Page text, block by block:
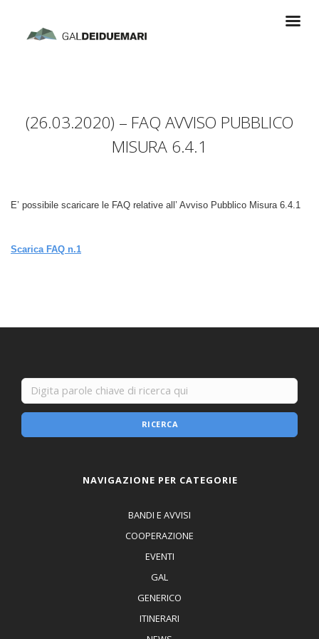
(26.03.2020) – FAQ AVVISO PUBBLICO
MISURA 6.4.1
E’ possibile scaricare le FAQ relative all’ Avviso Pubblico Misura 6.4.1
Scarica FAQ n.1
RICERCA
NAVIGAZIONE PER CATEGORIE
BANDI E AVVISI
COOPERAZIONE
EVENTI
GAL
GENERICO
ITINERARI